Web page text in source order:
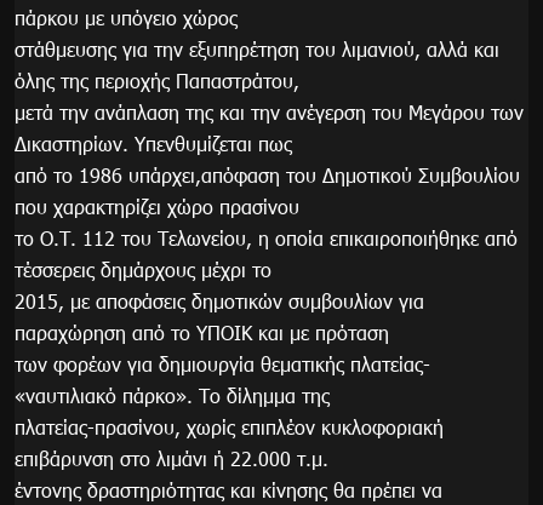
πάρκου με υπόγειο χώρος
στάθμευσης για την εξυπηρέτηση του λιμανιού, αλλά και
όλης της περιοχής Παπαστράτου,
μετά την ανάπλαση της και την ανέγερση του Μεγάρου των
Δικαστηρίων. Υπενθυμίζεται πως
από το 1986 υπάρχει,απόφαση του Δημοτικού Συμβουλίου
που χαρακτηρίζει χώρο πρασίνου
το Ο.Τ. 112 του Τελωνείου, η οποία επικαιροποιήθηκε από
τέσσερεις δημάρχους μέχρι το
2015, με αποφάσεις δημοτικών συμβουλίων για
παραχώρηση από το ΥΠΟΙΚ και με πρόταση
των φορέων για δημιουργία θεματικής πλατείας-
«ναυτιλιακό πάρκο». Το δίλημμα της
πλατείας-πρασίνου, χωρίς επιπλέον κυκλοφοριακή
επιβάρυνση στο λιμάνι ή 22.000 τ.μ.
έντονης δραστηριότητας και κίνησης θα πρέπει να